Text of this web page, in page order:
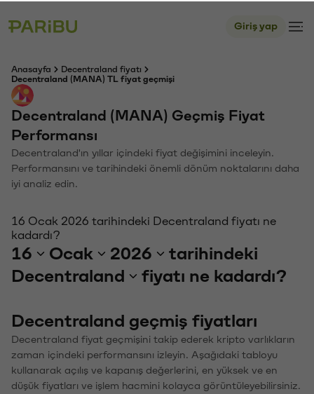
Giriş yap
Anasayfa
Decentraland fiyatı
Decentraland (MANA) TL fiyat geçmişi
Decentraland (MANA) Geçmiş Fiyat
Performansı
Decentraland'ın yıllar içindeki fiyat değişimini inceleyin.
Performansını ve tarihindeki önemli dönüm noktalarını daha
iyi analiz edin.
16 Ocak 2026 tarihindeki Decentraland fiyatı ne
kadardı?
16 Ocak 2026
tarihindeki
Decentraland
fiyatı ne kadardı?
Decentraland geçmiş fiyatları
Decentraland fiyat geçmişini takip ederek kripto varlıkların
zaman içindeki performansını izleyin. Aşağıdaki tabloyu
kullanarak açılış ve kapanış değerlerini, en yüksek ve en
düşük fiyatları ve işlem hacmini kolayca görüntüleyebilirsiniz.